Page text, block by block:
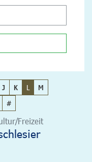
J K L
M
#
Freizeit